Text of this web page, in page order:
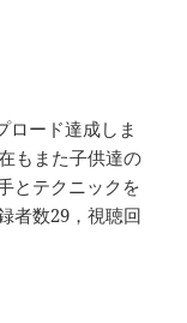
ロード達成しま
もまた子供達の
とテクニックを
者数29，視聴回